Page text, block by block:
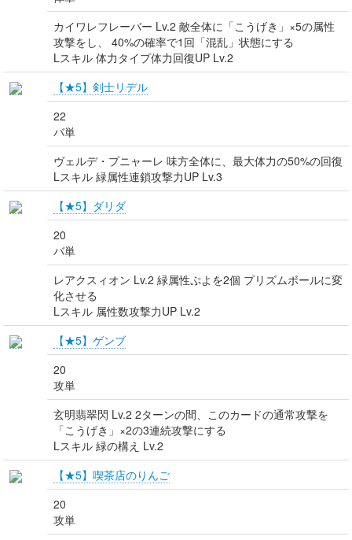
カイワレフレーバー Lv.2 敵全体に「こうげき」×5の属性
攻撃をし、 40%の確率で1回「混乱」状態にする
Lスキル 体力タイプ体力回復UP Lv.2
【★5】剣士リデル
22
バ単
ヴェルデ・プニャーレ 味方全体に、最大体力の50%の回復
Lスキル 緑属性連鎖攻撃力UP Lv.3
【★5】ダリダ
20
バ単
レアクスィオン Lv.2 緑属性ぷよを2個 プリズムボールに変
化させる
Lスキル 属性数攻撃力UP Lv.2
【★5】ゲンブ
20
攻単
玄明翡翠閃 Lv.2 2ターンの間、このカードの通常攻撃を
「こうげき」×2の3連続攻撃にする
Lスキル 緑の構え Lv.2
【★5】喫茶店のりんご
20
攻単